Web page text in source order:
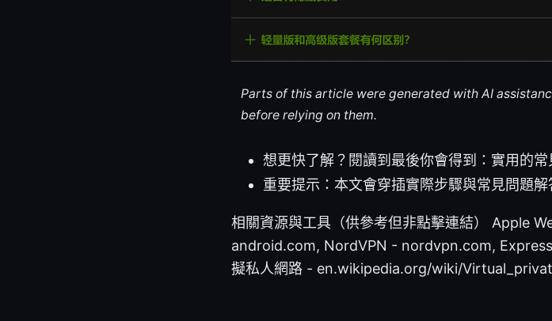
Parts of this article were generated with AI
before relying on them.
想更快了解？閱讀到最後你會得到：實用的
重要提示：本文會穿插實際步驟與常見問題
相關資源與工具（供參考但非點擊連結） Apple
android.com, NordVPN - nordvpn.com,
擬私人網路 - en.wikipedia.org/wiki/